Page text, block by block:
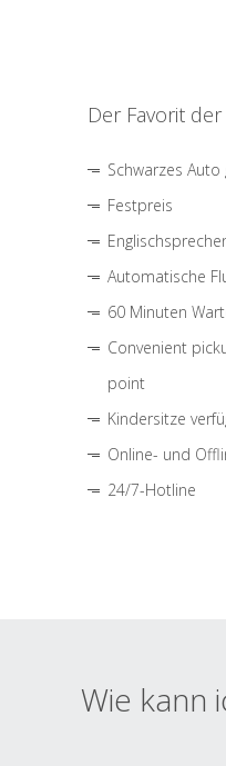
Der Favorit
Schwarzes
Festpreis
Automatische
60 Minuten
Convenient
point
Kindersitze
Online- und
24/7-Hotline
Wie kann